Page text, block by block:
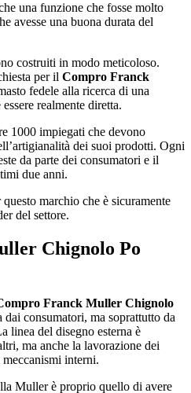
una funzione che fosse molto
avesse una buona durata del
costruiti in modo meticoloso.
per il Compro Franck
fedele alla ricerca di una
realmente diretta.
1000 impiegati che devono
dei suoi prodotti. Ogni
da parte dei consumatori e il
due anni.
marchio che è sicuramente
del settore.
Chignolo Po
Franck Muller Chignolo
dai consumatori, ma soprattutto da
linea del disegno esterna è
ma anche la lavorazione dei
interni.
Muller è proprio quello di avere